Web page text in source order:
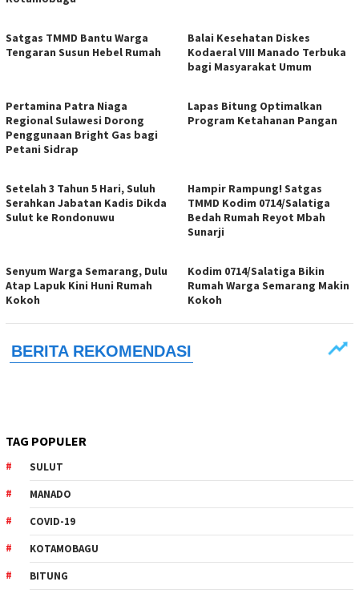
Satgas TMMD Bantu Warga
Tengaran Susun Hebel Rumah
Balai Kesehatan Diskes
Kodaeral VIII Manado Terbuka
bagi Masyarakat Umum
Pertamina Patra Niaga
Regional Sulawesi Dorong
Penggunaan Bright Gas bagi
Petani Sidrap
Lapas Bitung Optimalkan
Program Ketahanan Pangan
Setelah 3 Tahun 5 Hari, Suluh
Serahkan Jabatan Kadis Dikda
Sulut ke Rondonuwu
Hampir Rampung! Satgas
TMMD Kodim 0714/Salatiga
Bedah Rumah Reyot Mbah
Sunarji
Senyum Warga Semarang, Dulu
Atap Lapuk Kini Huni Rumah
Kokoh
Kodim 0714/Salatiga Bikin
Rumah Warga Semarang Makin
Kokoh
TAG POPULER
SULUT
MANADO
COVID-19
KOTAMOBAGU
BITUNG